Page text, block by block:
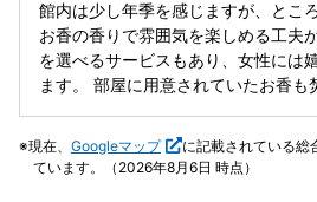
験（こちらは有料）などありました。 機会があれば宿泊
っくり訪れたいです。
は行けませんね、もっと美味しいご
いました。 お風呂は、露天風呂しか入っていませんが、海は
絶景ですが、お風呂のメンテナンス
した。 お湯の温度も少し低めでした
館内は少し年季を感じますが、とこ
お香の香りで雰囲気を楽しめる工夫
を選べるサービスもあり、女性には
ます。 部屋に用意されていたお香も焚いてみましたが、いわ
では感じられず少し残念でした。5
たが、香りが強く鼻が疲れてしまい
現在、 Googleマップ
に記載されている総
ています。（2026年8月6日 時点）